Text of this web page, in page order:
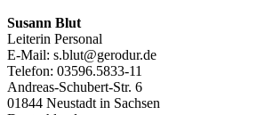
Susann Blut
Leiterin Personal
E-Mail: s.blut@gerodur.de
Telefon: 03596.5833-11
Andreas-Schubert-Str. 6
01844 Neustadt in Sachsen